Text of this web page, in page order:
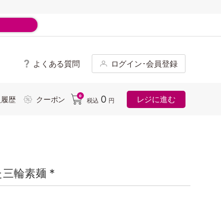
よくある質問 ログイン･会員登録
歴 クーポン 0
税込 0 円 レジに進む
三輪素麺 *